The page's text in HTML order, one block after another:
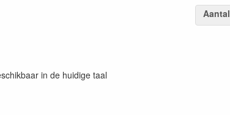
Aantal
in de huidige taal